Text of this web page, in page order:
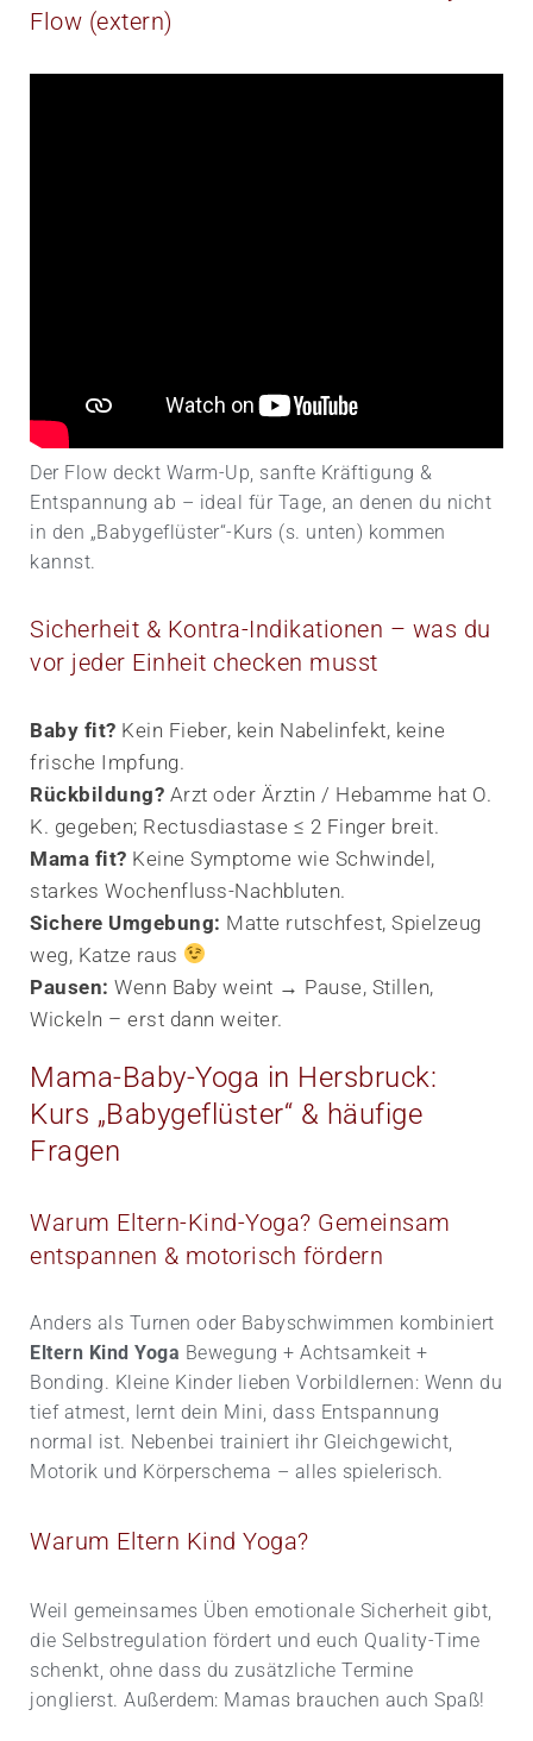
Flow (extern)
Der Flow deckt Warm-Up, sanfte Kräftigung &
Entspannung ab – ideal für Tage, an denen du nicht
in den „Babygeflüster“-Kurs (s. unten) kommen
kannst.
Sicherheit & Kontra-Indikationen – was du
vor jeder Einheit checken musst
Baby fit? Kein Fieber, kein Nabel­infekt, keine
frische Impfung.
Rückbildung? Arzt oder Ärztin / Hebamme hat O.
K. gegeben; Rectusdiastase ≤ 2 Finger breit.
Mama fit? Keine Symptome wie Schwindel,
starkes Wochenfluss-Nachbluten.
Sichere Umgebung: Matte rutsch­fest, Spielzeug
weg, Katze raus
Pausen: Wenn Baby weint → Pause, Stillen,
Wickeln – erst dann weiter.
Mama-Baby-Yoga in Hersbruck:
Kurs „Babygeflüster“ & häufige
Fragen
Warum Eltern-Kind-Yoga? Gemeinsam
entspannen & motorisch fördern
Anders als Turnen oder Babyschwimmen kombiniert
Eltern Kind Yoga Bewegung + Achtsamkeit +
Bonding. Kleine Kinder lieben Vorbildlernen: Wenn du
tief atmest, lernt dein Mini, dass Entspannung
normal ist. Nebenbei trainiert ihr Gleichgewicht,
Motorik und Körperschema – alles spielerisch.
Warum Eltern Kind Yoga?
Weil gemeinsames Üben emotionale Sicherheit gibt,
die Selbst­regulation fördert und euch Quality-Time
schenkt, ohne dass du zusätzliche Termine
jonglierst. Außerdem: Mamas brauchen auch Spaß!